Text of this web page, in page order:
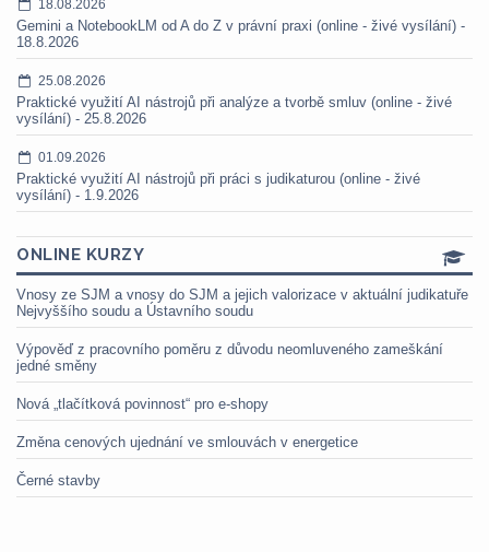
18.08.2026
Gemini a NotebookLM od A do Z v právní praxi (online - živé vysílání) -
18.8.2026
25.08.2026
Praktické využití AI nástrojů při analýze a tvorbě smluv (online - živé
vysílání) - 25.8.2026
01.09.2026
Praktické využití AI nástrojů při práci s judikaturou (online - živé
vysílání) - 1.9.2026
ONLINE KURZY
Vnosy ze SJM a vnosy do SJM a jejich valorizace v aktuální judikatuře
Nejvyššího soudu a Ústavního soudu
Výpověď z pracovního poměru z důvodu neomluveného zameškání
jedné směny
Nová „tlačítková povinnost“ pro e-shopy
Změna cenových ujednání ve smlouvách v energetice
Černé stavby